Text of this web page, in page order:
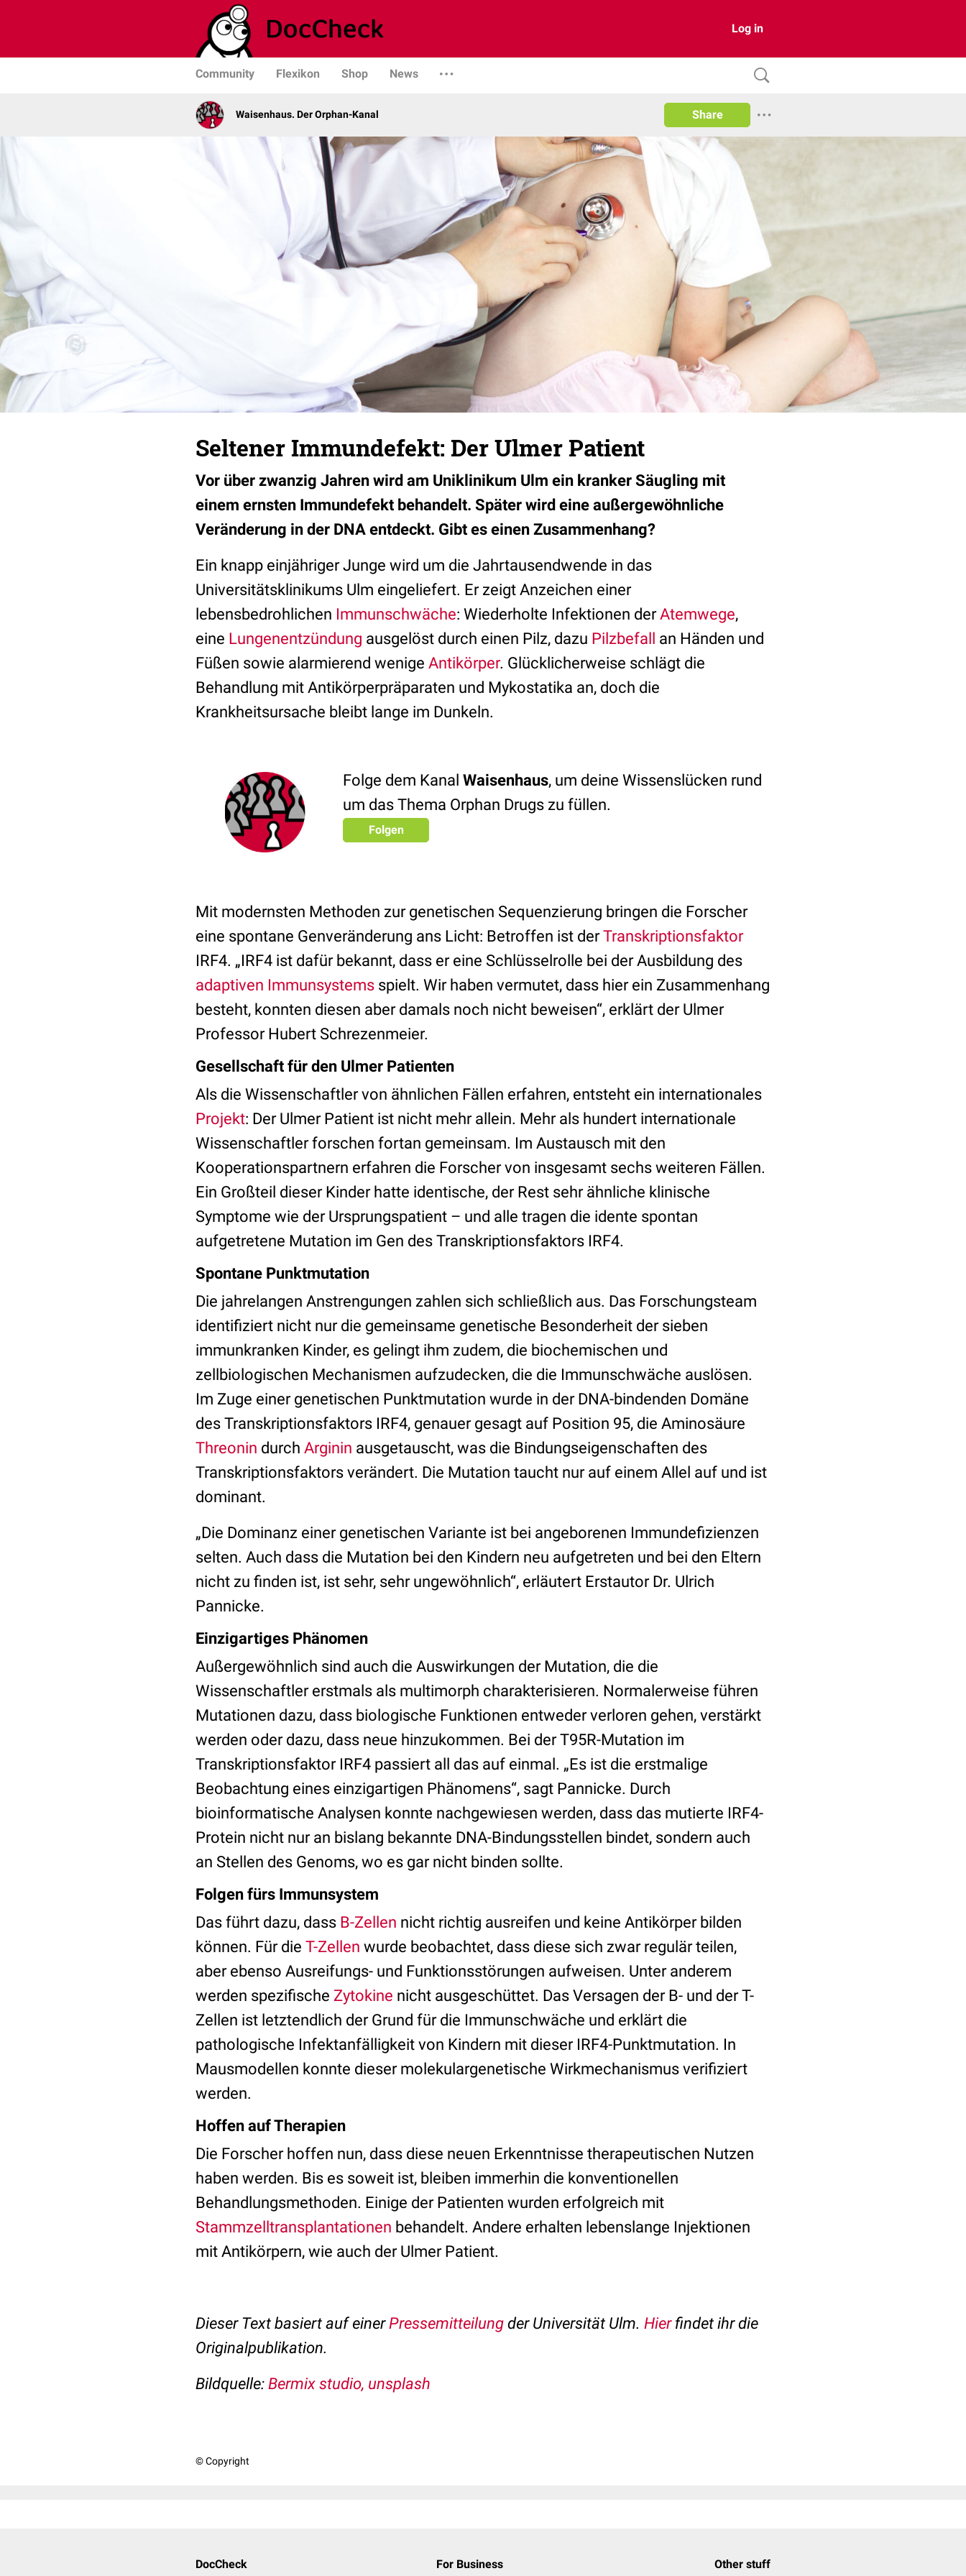
Log in
Community Flexikon Shop News
Waisenhaus. Der Orphan-Kanal Share
Seltener Immundefekt: Der Ulmer Patient
Vor über zwanzig Jahren wird am Uniklinikum Ulm ein kranker Säugling mit
einem ernsten Immundefekt behandelt. Später wird eine außergewöhnliche
Veränderung in der DNA entdeckt. Gibt es einen Zusammenhang?
Ein knapp einjähriger Junge wird um die Jahrtausendwende in das
Universitätsklinikums Ulm eingeliefert. Er zeigt Anzeichen einer
lebensbedrohlichen Immunschwäche: Wiederholte Infektionen derAtemwege,
eine Lungenentzündung ausgelöst durch einen Pilz, dazu Pilzbefall an Händen und
Füßen sowie alarmierend wenige Antikörper. Glücklicherweise schlägt die
Behandlung mit Antikörperpräparaten und Mykostatika an, doch die
Krankheitsursache bleibt lange im Dunkeln.
Folge dem Kanal Waisenhaus, um deine Wissenslücken rund
um das Thema Orphan Drugs zu füllen.
Folgen
Mit modernsten Methoden zur genetischen Sequenzierung bringen die Forscher
eine spontane Genveränderung ans Licht: Betroffen ist derTranskriptionsfaktor
IRF4. „IRF4 ist dafür bekannt, dass er eine Schlüsselrolle bei der Ausbildung des
adaptiven Immunsystems spielt. Wir haben vermutet, dass hier ein Zusammenhang
besteht, konnten diesen aber damals noch nicht beweisen“, erklärt der Ulmer
Professor Hubert Schrezenmeier.
Gesellschaft für den Ulmer Patienten
Als die Wissenschaftler von ähnlichen Fällen erfahren, entsteht ein internationales
Projekt: Der Ulmer Patient ist nicht mehr allein. Mehr als hundert internationale
Wissenschaftler forschen fortan gemeinsam. Im Austausch mit den
Kooperationspartnern erfahren die Forscher von insgesamt sechs weiteren Fällen.
Ein Großteil dieser Kinder hatte identische, der Rest sehr ähnliche klinische
Symptome wie der Ursprungspatient – und alle tragen die idente spontan
aufgetretene Mutation im Gen des Transkriptionsfaktors IRF4.
Spontane Punktmutation
Die jahrelangen Anstrengungen zahlen sich schließlich aus. Das Forschungsteam
identifiziert nicht nur die gemeinsame genetische Besonderheit der sieben
immunkranken Kinder, es gelingt ihm zudem, die biochemischen und
zellbiologischen Mechanismen aufzudecken, die die Immunschwäche auslösen.
Im Zuge einer genetischen Punktmutation wurde in der DNA-bindenden Domäne
des Transkriptionsfaktors IRF4, genauer gesagt auf Position 95, die Aminosäure
Threonin durch Arginin ausgetauscht, was die Bindungseigenschaften des
Transkriptionsfaktors verändert. Die Mutation taucht nur auf einem Allel auf und ist
dominant.
„Die Dominanz einer genetischen Variante ist bei angeborenen Immundefizienzen
selten. Auch dass die Mutation bei den Kindern neu aufgetreten und bei den Eltern
nicht zu finden ist, ist sehr, sehr ungewöhnlich“, erläutert Erstautor Dr. Ulrich
Pannicke.
Einzigartiges Phänomen
Außergewöhnlich sind auch die Auswirkungen der Mutation, die die
Wissenschaftler erstmals als multimorph charakterisieren. Normalerweise führen
Mutationen dazu, dass biologische Funktionen entweder verloren gehen, verstärkt
werden oder dazu, dass neue hinzukommen. Bei der T95R-Mutation im
Transkriptionsfaktor IRF4 passiert all das auf einmal. „Es ist die erstmalige
Beobachtung eines einzigartigen Phänomens“, sagt Pannicke. Durch
bioinformatische Analysen konnte nachgewiesen werden, dass das mutierte IRF4-
Protein nicht nur an bislang bekannte DNA-Bindungsstellen bindet, sondern auch
an Stellen des Genoms, wo es gar nicht binden sollte.
Folgen fürs Immunsystem
Das führt dazu, dass B-Zellen nicht richtig ausreifen und keine Antikörper bilden
können. Für die T-Zellen wurde beobachtet, dass diese sich zwar regulär teilen,
aber ebenso Ausreifungs- und Funktionsstörungen aufweisen. Unter anderem
werden spezifische Zytokine nicht ausgeschüttet. Das Versagen der B- und der T-
Zellen ist letztendlich der Grund für die Immunschwäche und erklärt die
pathologische Infektanfälligkeit von Kindern mit dieser IRF4-Punktmutation. In
Mausmodellen konnte dieser molekulargenetische Wirkmechanismus verifiziert
werden.
Hoffen auf Therapien
Die Forscher hoffen nun, dass diese neuen Erkenntnisse therapeutischen Nutzen
haben werden. Bis es soweit ist, bleiben immerhin die konventionellen
Behandlungsmethoden. Einige der Patienten wurden erfolgreich mit
Stammzelltransplantationen behandelt. Andere erhalten lebenslange Injektionen
mit Antikörpern, wie auch der Ulmer Patient.
Dieser Text basiert auf einerPressemitteilung der Universität Ulm. Hierfindet ihr die
Originalpublikation.
Bildquelle: Bermix studio, unsplash
© Copyright
DocCheck For Business Other stuff